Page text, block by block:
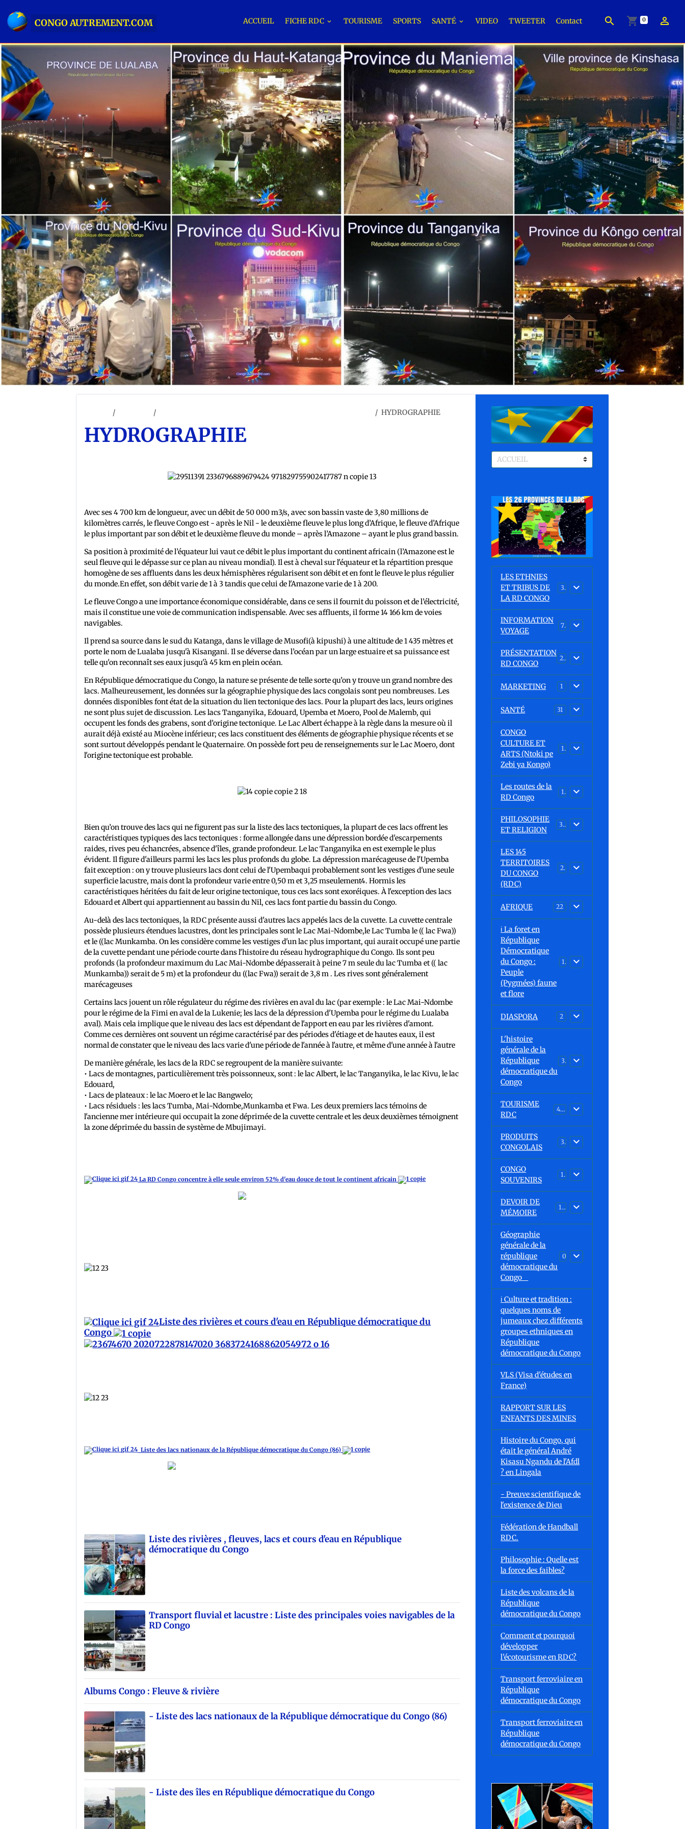
CONGO AUTREMENT.COM ACCUEIL FICHE RDC TOURISME SPORTS SANTÉ VIDEO TWEETER Contact 0
HYDROGRAPHIE
HYDROGRAPHIE
Avec ses 4 700 km de longueur, avec un débit de 50 000 m3/s, avec son bassin vaste de 3,80 millions de
kilomètres carrés, le fleuve Congo est - après le Nil - le deuxième fleuve le plus long d’Afrique, le fleuve d’Afrique
le plus important par son débit et le deuxième fleuve du monde – après l’Amazone – ayant le plus grand bassin.
Sa position à proximité de l’équateur lui vaut ce débit le plus important du continent africain (l’Amazone est le
seul fleuve qui le dépasse sur ce plan au niveau mondial). Il est à cheval sur l'équateur et la répartition presque
homogène de ses affluents dans les deux hémisphères régularisent son débit et en font le fleuve le plus régulier
du monde.En effet, son débit varie de 1 à 3 tandis que celui de l'Amazone varie de 1 à 200.
Le fleuve Congo a une importance économique considérable, dans ce sens il fournit du poisson et de l’électricité,
mais il constitue une voie de communication indispensable. Avec ses affluents, il forme 14 166 km de voies
navigables.
Il prend sa source dans le sud du Katanga, dans le village de Musofi(à kipushi) à une altitude de 1 435 mètres et
porte le nom de Lualaba jusqu'à Kisangani. Il se déverse dans l’océan par un large estuaire et sa puissance est
telle qu'on reconnaît ses eaux jusqu'à 45 km en plein océan.
En République démocratique du Congo, la nature se présente de telle sorte qu’on y trouve un grand nombre des
lacs. Malheureusement, les données sur la géographie physique des lacs congolais sont peu nombreuses. Les
données disponibles font état de la situation du lien tectonique des lacs. Pour la plupart des lacs, leurs origines
ne sont plus sujet de discussion. Les lacs Tanganyika, Edouard, Upemba et Moero, Pool de Malemb, qui
occupent les fonds des grabens, sont d’origine tectonique. Le Lac Albert échappe à la règle dans la mesure où il
aurait déjà existé au Miocène inférieur; ces lacs constituent des éléments de géographie physique récents et se
sont surtout développés pendant le Quaternaire. On possède fort peu de renseignements sur le Lac Moero, dont
l'origine tectonique est probable.
Bien qu’on trouve des lacs qui ne figurent pas sur la liste des lacs tectoniques, la plupart de ces lacs offrent les
caractéristiques typiques des lacs tectoniques : forme allongée dans une dépression bordée d'escarpements
raides, rives peu échancrées, absence d'îles, grande profondeur. Le lac Tanganyika en est exemple le plus
évident. Il figure d'ailleurs parmi les lacs les plus profonds du globe. La dépression marécageuse de l'Upemba
fait exception : on y trouve plusieurs lacs dont celui de l'Upembaqui probablement sont les vestiges d'une seule
superficie lacustre, mais dont la profondeur varie entre 0,50 m et 3,25 mseulement4. Hormis les
caractéristiques héritées du fait de leur origine tectonique, tous ces lacs sont exoréiques. À l'exception des lacs
Edouard et Albert qui appartiennent au bassin du Nil, ces lacs font partie du bassin du Congo.
Au-delà des lacs tectoniques, la RDC présente aussi d'autres lacs appelés lacs de la cuvette. La cuvette centrale
possède plusieurs étendues lacustres, dont les principales sont le Lac Mai-Ndombe,le Lac Tumba le (( lac Fwa))
et le ((lac Munkamba. On les considère comme les vestiges d'un lac plus important, qui aurait occupé une partie
de la cuvette pendant une période courte dans l'histoire du réseau hydrographique du Congo. Ils sont peu
profonds (la profondeur maximum du Lac Mai-Ndombe dépasserait à peine 7 m seule du lac Tumba et (( lac
Munkamba)) serait de 5 m) et la profondeur du ((lac Fwa)) serait de 3,8 m . Les rives sont généralement
marécageuses
Certains lacs jouent un rôle régulateur du régime des rivières en aval du lac (par exemple : le Lac Mai-Ndombe
pour le régime de la Fimi en aval de la Lukenie; les lacs de la dépression d'Upemba pour le régime du Lualaba
aval). Mais cela implique que le niveau des lacs est dépendant de l'apport en eau par les rivières d'amont.
Comme ces dernières ont souvent un régime caractérisé par des périodes d'étiage et de hautes eaux, il est
normal de constater que le niveau des lacs varie d'une période de l'année à l'autre, et même d'une année à l'autre
De manière générale, les lacs de la RDC se regroupent de la manière suivante:
• Lacs de montagnes, particulièrement très poissonneux, sont : le lac Albert, le lac Tanganyika, le lac Kivu, le lac
Edouard,
• Lacs de plateaux : le lac Moero et le lac Bangwelo;
• Lacs résiduels : les lacs Tumba, Mai-Ndombe,Munkamba et Fwa. Les deux premiers lacs témoins de
l'ancienne mer intérieure qui occupait la zone déprimée de la cuvette centrale et les deux deuxièmes témoignent
la zone déprimée du bassin de système de Mbujimayi.
La RD Congo concentre à elle seule environ 52% d'eau douce de tout le continent africain
Liste des rivières et cours d'eau en République démocratique du
Congo
Liste des lacs nationaux de la République démocratique du Congo (86)
Liste des rivières , fleuves, lacs et cours d'eau en République
démocratique du Congo
Transport fluvial et lacustre : Liste des principales voies navigables de la
RD Congo
Albums Congo : Fleuve & rivière
- Liste des lacs nationaux de la République démocratique du Congo (86)
- Liste des îles en République démocratique du Congo
LES ETHNIES
ET TRIBUS DE
LA RD CONGO
37
INFORMATION
VOYAGE
7
PRÉSENTATION
RD CONGO
23
MARKETING 1
SANTÉ 31
CONGO
CULTURE ET
ARTS (Ntoki pe
Zebi ya Kongo)
15
Les routes de la
RD Congo
1
PHILOSOPHIE
ET RELIGION
32
LES 145
TERRITOIRES
DU CONGO
(RDC)
23
AFRIQUE 22
ℹ️ La foret en
République
Démocratique
du Congo :
Peuple
(Pygmées) faune
et flore
15
DIASPORA 2
L'histoire
générale de la
République
démocratique du
Congo
30
TOURISME
RDC
43
PRODUITS
CONGOLAIS
3
CONGO
SOUVENIRS
1
DEVOIR DE
MÉMOIRE
13
Géographie
générale de la
république
démocratique du
Congo
ℹ️ Culture et tradition :
quelques noms de
jumeaux chez différents
groupes ethniques en
République
démocratique du Congo
VLS (Visa d'études en
France)
RAPPORT SUR LES
ENFANTS DES MINES
Histoire du Congo, qui
était le général André
Kisasu Ngandu de l'Afdl
? en Lingala
- Preuve scientifique de
l'existence de Dieu
Fédération de Handball
RDC.
Philosophie : Quelle est
la force des faibles?
Liste des volcans de la
République
démocratique du Congo
Comment et pourquoi
développer
l’écotourisme en RDC?
Transport ferroviaire en
République
démocratique du Congo
Transport ferroviaire en
République
démocratique du Congo